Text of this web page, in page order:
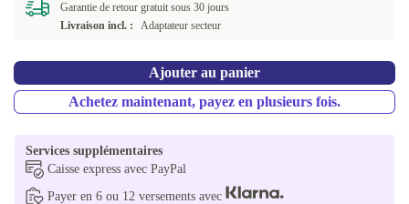
Garantie de retour gratuit sous 30 jours
Livraison incl. :
Adaptateur secteur
Ajouter au panier
Achetez maintenant, payez en plusieurs fois.
Services supplémentaires
Caisse express avec PayPal
Payer en 6 ou 12 versements avec